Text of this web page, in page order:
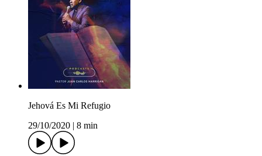
Jehová Es Mi Refugio
29/10/2020
8 min